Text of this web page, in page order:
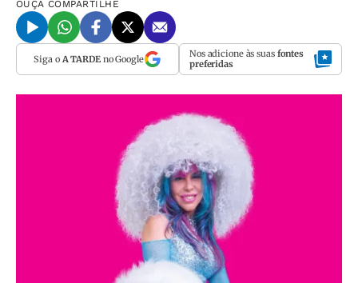
OUÇA COMPARTILHE
Siga o A TARDEno Google Nos adicione às suas fontes
preferidas